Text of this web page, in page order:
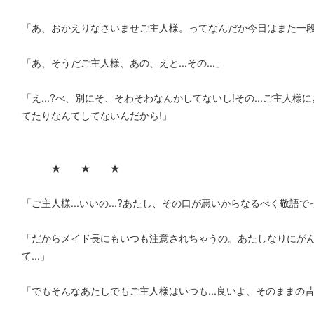
「あ、おかえりなさいませご主人様。ってなんだか今日はまた一
「あ、そうだご主人様、あの、えと...その...」
「え...?べ、別にそ、そわそわなんかしてないし!その...ご主人様
てたりなんてしてないんだから!」
★ ★ ★
「ご主人様...いいの...?あたし、その口が悪いからなるべく敬語
「だからメイド長にもいつも注意されちゃうの。あたしなりに
て...」
「でもそんなあたしでもご主人様はいつも...良いよ、そのままの